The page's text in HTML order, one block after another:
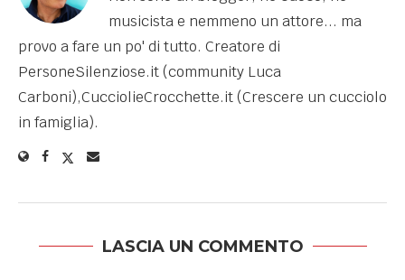
musicista e nemmeno un attore... ma
provo a fare un po' di tutto. Creatore di
PersoneSilenziose.it (community Luca
Carboni),CucciolieCrocchette.it (Crescere un cucciolo
in famiglia).
LASCIA UN COMMENTO